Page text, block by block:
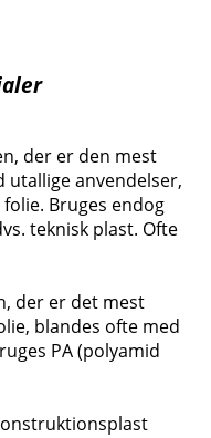
der er den mest
utallige anvendelser,
Bruges endog
teknisk plast. Ofte
der er det mest
blandes ofte med
PA (polyamid